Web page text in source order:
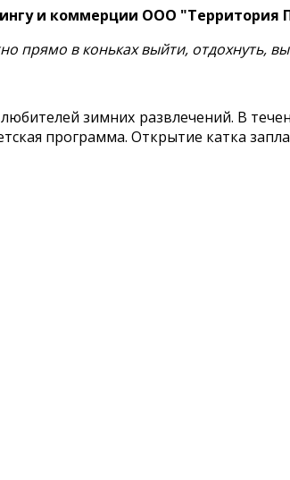
и коммерции ООО "Территория
прямо в коньках выйти, отдохнуть,
зимних развлечений. В
программа. Открытие катка